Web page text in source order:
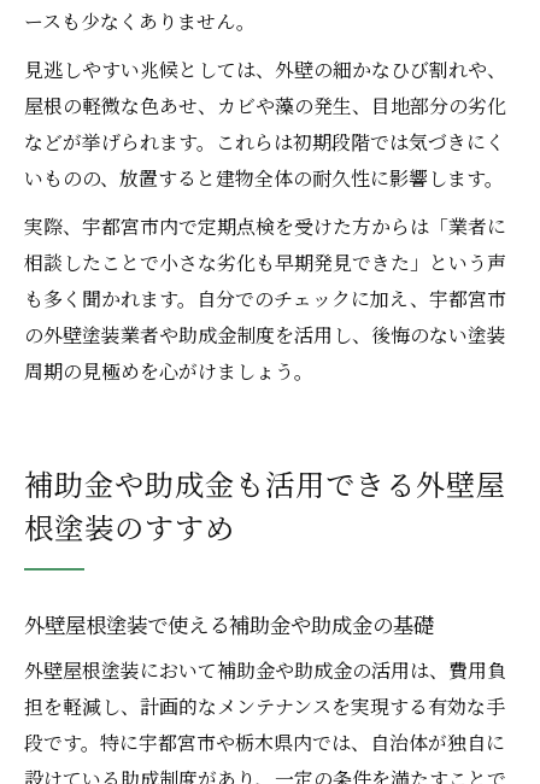
ースも少なくありません。
見逃しやすい兆候としては、外壁の細かなひび割れや、
屋根の軽微な色あせ、カビや藻の発生、目地部分の劣化
などが挙げられます。これらは初期段階では気づきにく
いものの、放置すると建物全体の耐久性に影響します。
実際、宇都宮市内で定期点検を受けた方からは「業者に
相談したことで小さな劣化も早期発見できた」という声
も多く聞かれます。自分でのチェックに加え、宇都宮市
の外壁塗装業者や助成金制度を活用し、後悔のない塗装
周期の見極めを心がけましょう。
補助金や助成金も活用できる外壁屋
根塗装のすすめ
外壁屋根塗装で使える補助金や助成金の基礎
外壁屋根塗装において補助金や助成金の活用は、費用負
担を軽減し、計画的なメンテナンスを実現する有効な手
段です。特に宇都宮市や栃木県内では、自治体が独自に
設けている助成制度があり、一定の条件を満たすことで